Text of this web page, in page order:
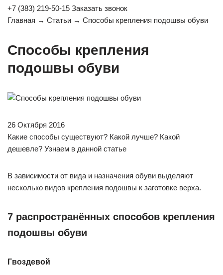
+7 (383) 219-50-15 Заказать звонок
Главная → Статьи → Способы крепления подошвы обуви
Способы крепления
подошвы обуви
26 Октября 2016
Какие способы существуют? Какой лучше? Какой
дешевле? Узнаем в данной статье
В зависимости от вида и назначения обуви выделяют
несколько видов крепления подошвы к заготовке верха.
7 распространённых способов крепления
подошвы обуви
Гвоздевой